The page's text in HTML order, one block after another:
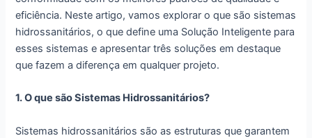
eficiência. Neste artigo, vamos explorar o que são sistemas
hidrossanitários, o que define uma Solução Inteligente para
esses sistemas e apresentar três soluções em destaque
que fazem a diferença em qualquer projeto.
1. O que são Sistemas Hidrossanitários?
Sistemas hidrossanitários são as estruturas que garantem